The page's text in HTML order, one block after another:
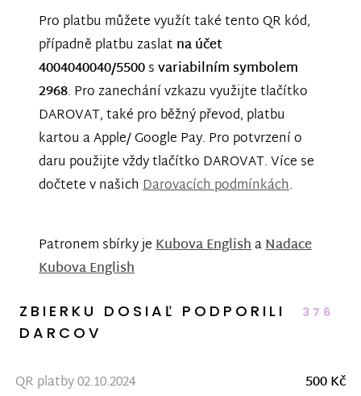
Pro platbu můžete využít také tento QR kód,
případně platbu zaslat na účet
4004040040/5500svariabilním symbolem
2968. Pro zanechání vzkazu využijte tlačítko
DAROVAT, také pro běžný převod, platbu
kartou a Apple/ Google Pay. Pro potvrzení o
daru použijte vždy tlačítko DAROVAT. Více se
dočtete v našichDarovacích podmínkách.
Patronem sbírky jeKubova EnglishaNadace
Kubova English
ZBIERKU DOSIAĽ PODPORILI 376
DARCOV
QR platby 02.10.2024
500 Kč